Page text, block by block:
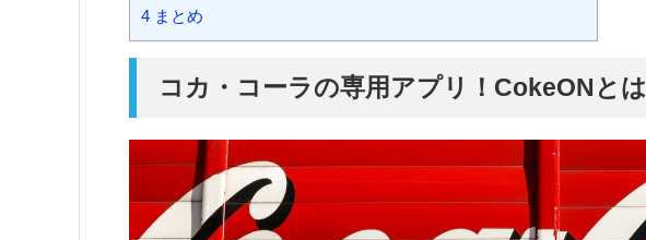
4 まとめ
コカ・コーラの専用アプリ！CokeONとは